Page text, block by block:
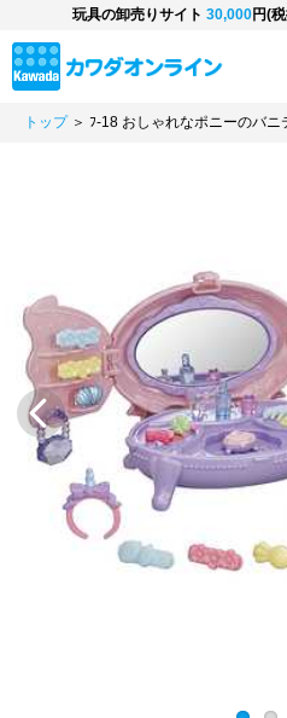
玩具の卸売りサイト 30,000円(
トップ＞ ﾌ-18 おしゃれなポニーのバニ
Previous